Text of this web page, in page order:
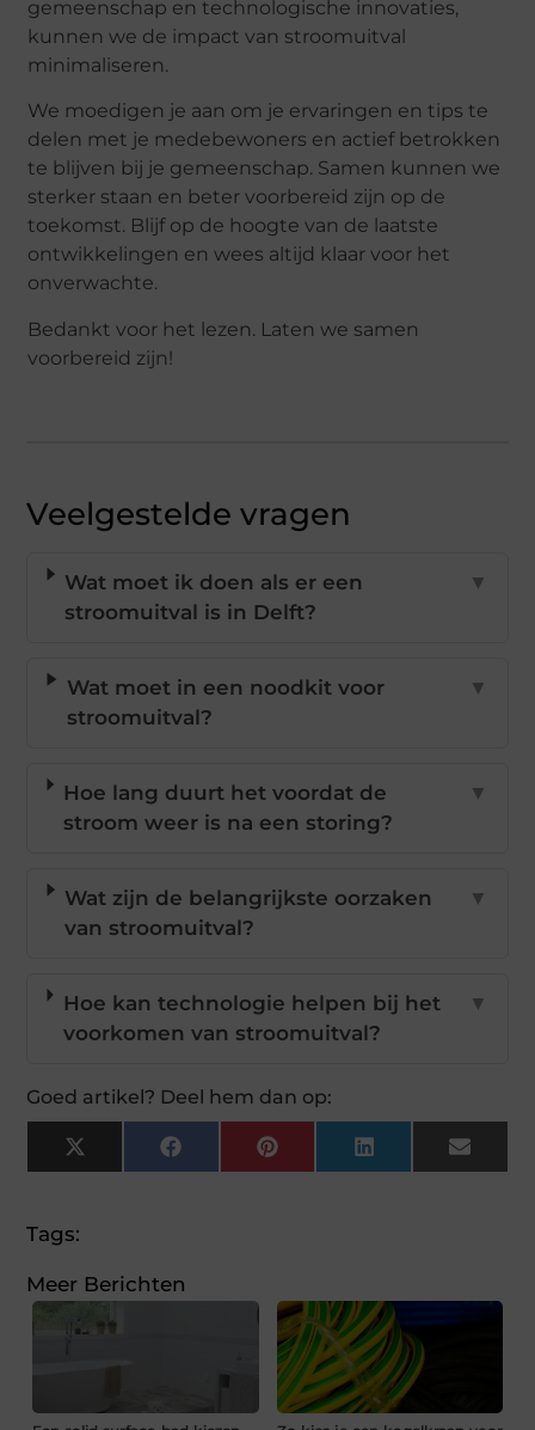
gemeenschap en technologische innovaties,
kunnen we de impact van stroomuitval
minimaliseren.
We moedigen je aan om je ervaringen en tips te
delen met je medebewoners en actief betrokken
te blijven bij je gemeenschap. Samen kunnen we
sterker staan en beter voorbereid zijn op de
toekomst. Blijf op de hoogte van de laatste
ontwikkelingen en wees altijd klaar voor het
onverwachte.
Bedankt voor het lezen. Laten we samen
voorbereid zijn!
Veelgestelde vragen
Wat moet ik doen als er een
stroomuitval is in Delft?
▼
Wat moet in een noodkit voor
stroomuitval?
▼
Hoe lang duurt het voordat de
stroom weer is na een storing?
▼
Wat zijn de belangrijkste oorzaken
van stroomuitval?
▼
Hoe kan technologie helpen bij het
voorkomen van stroomuitval?
▼
Goed artikel? Deel hem dan op:
X
(Twitter)
FacebookPinterestLinkedInEmail
Tags:
Meer Berichten